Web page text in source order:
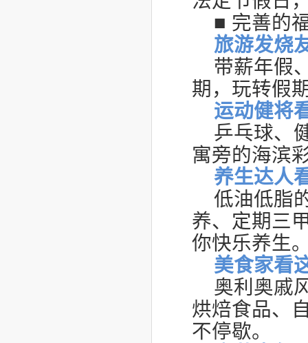
■ 完善的
旅游发烧
带薪年假
期，玩转假
运动健将
乒乓球、
寓旁的海滨
养生达人
低油低脂
养、定期三
你快乐养生
美食家看
奥利奥戚
烘焙食品、
不停歇。